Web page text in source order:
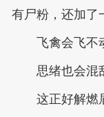
有尸粉，还加了
飞禽会飞不
思绪也会混
这正好解燃